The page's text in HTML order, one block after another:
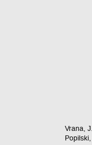
Vrana, J.